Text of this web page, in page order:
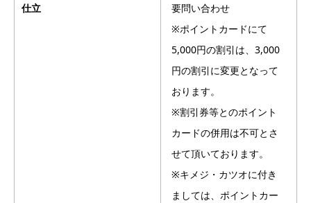
仕立
要問い合わせ
※ポイントカードにて
5,000円の割引は、3,000
円の割引に変更となって
おります。
※割引券等とのポイント
カードの併用は不可とさ
せて頂いております。
※キメジ・カツオに付き
ましては、ポイントカー